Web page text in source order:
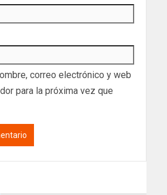
correo electrónico y web
para la próxima vez que